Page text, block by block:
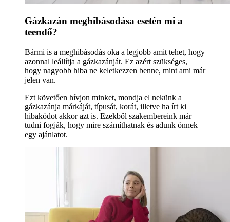
Gázkazán meghibásodása esetén mi a
teendő?
Bármi is a meghibásodás oka a legjobb amit tehet, hogy
azonnal leállítja a gázkazánját. Ez azért szükséges,
hogy nagyobb hiba ne keletkezzen benne, mint ami már
jelen van.
Ezt követően hívjon minket, mondja el nekünk a
gázkazánja márkáját, típusát, korát, illetve ha írt ki
hibakódot akkor azt is. Ezekből szakembereink már
tudni fogják, hogy mire számíthatnak és adunk önnek
egy ajánlatot.